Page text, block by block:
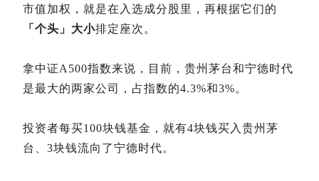
市值加权，就是在入选成分股里，再根据它们的
「个头」大小排定座次。
拿中证A500指数来说，目前，贵州茅台和宁德时代
是最大的两家公司，占指数的4.3%和3%。
投资者每买100块钱基金，就有4块钱买入贵州茅
台、3块钱流向了宁德时代。